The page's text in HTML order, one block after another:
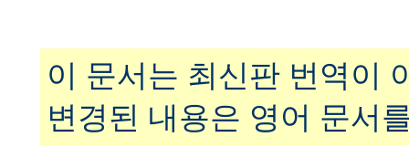
이 문서는 최신판 번역이
변경된 내용은 영어 문서